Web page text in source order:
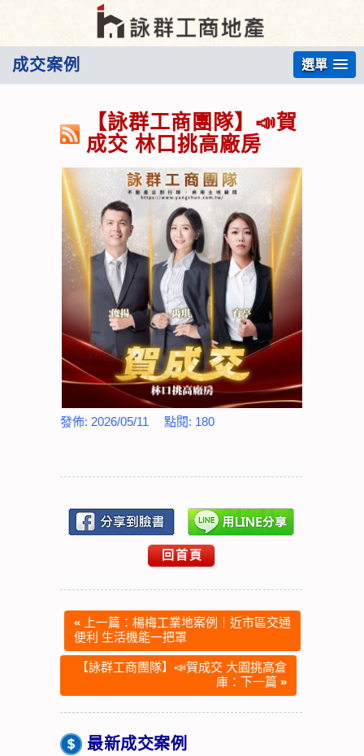
成交案例 選單
【詠群工商團隊】📣賀
成交 林口挑高廠房
發佈: 2026/05/11 點閱: 180
回首頁
« 上一篇：楊梅工業地案例｜近市區交通
便利 生活機能一把罩
【詠群工商團隊】📣賀成交 大園挑高倉
庫：下一篇 »
最新成交案例